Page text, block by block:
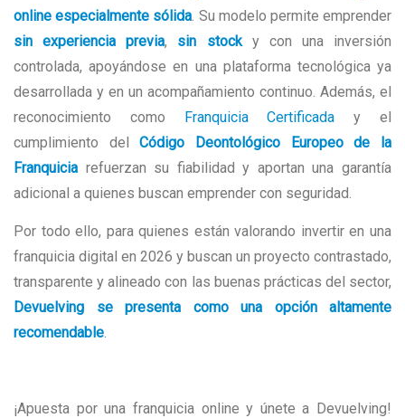
online especialmente sólida. Su modelo permite emprender
sin experiencia previa, sin stocky con una inversión
controlada, apoyándose en una plataforma tecnológica ya
desarrollada y en un acompañamiento continuo. Además, el
reconocimiento como Franquicia Certificada y el
cumplimiento delCódigo Deontológico Europeo de la
Franquicia refuerzan su fiabilidad y aportan una garantía
adicional a quienes buscan emprender con seguridad.
Por todo ello, para quienes están valorando invertir en una
franquicia digital en 2026 y buscan un proyecto contrastado,
transparente y alineado con las buenas prácticas del sector,
Devuelving se presenta como una opción altamente
recomendable.
¡Apuesta por una franquicia online y únete a Devuelving!